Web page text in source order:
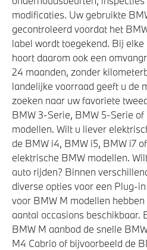
modificaties. Uw gebruikte
gecontroleerd voordat het
label wordt toegekend. Bij
hoort daarom ook een
24 maanden, zonder
landelijke voorraad geeft u de
zoeken naar uw favoriete
BMW 3-Serie, BMW 5-Serie
modellen. Wilt u liever
de BMW i4, BMW i5, BMW i7
elektrische BMW modellen.
auto rijden? Binnen
diverse opties voor een Plug-
voor BMW M modellen
aantal occasions beschikbaar.
BMW M aanbod de snelle
M4 Cabrio of bijvoorbeeld de